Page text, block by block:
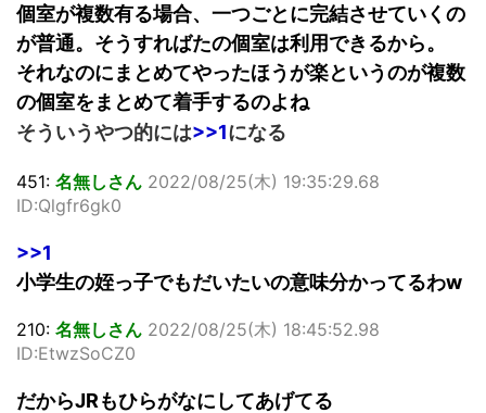
個室が複数有る場合、一つごとに完結させていくの
が普通。そうすればたの個室は利用できるから。
それなのにまとめてやったほうが楽というのが複数
の個室をまとめて着手するのよね
そういうやつ的には>>1になる
451: 名無しさん 2022/08/25(木) 19:35:29.68
ID:Qlgfr6gk0
>>1
小学生の姪っ子でもだいたいの意味分かってるわw
210: 名無しさん 2022/08/25(木) 18:45:52.98
ID:EtwzSoCZ0
だからJRもひらがなにしてあげてる